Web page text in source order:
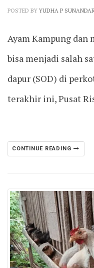
POSTED BY YUDHA P
Ayam Kampung dan
bisa menjadi salah
dapur (SOD) di
terakhir ini, Pusat
CONTINUE READING